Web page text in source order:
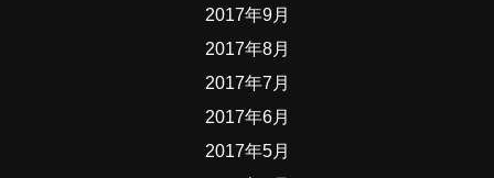
2017年9月
2017年8月
2017年7月
2017年6月
2017年5月